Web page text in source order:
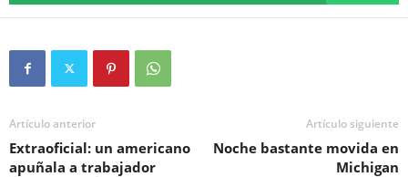
Artículo anterior
Extraoficial: un americano
apuñala a trabajador
Artículo siguiente
Noche bastante movida en
Michigan